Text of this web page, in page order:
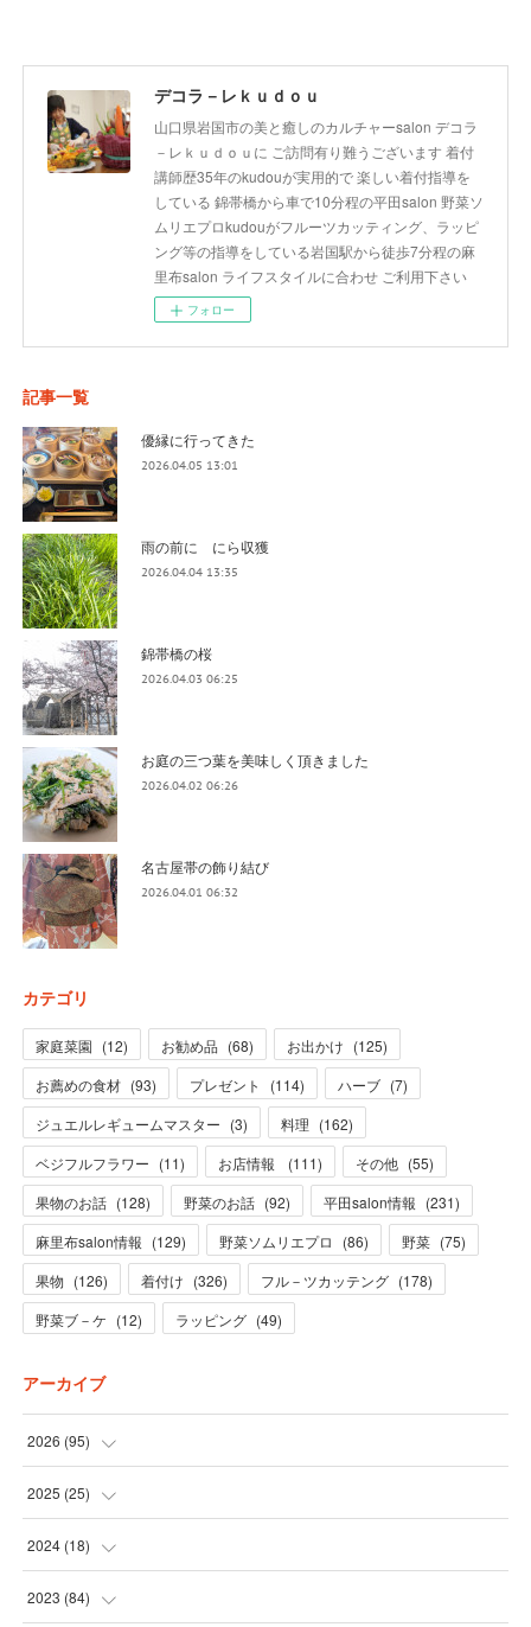
デコラ－レｋｕｄｏｕ
山口県岩国市の美と癒しのカルチャーsalon デコラ
－レｋｕｄｏｕに ご訪問有り難うございます 着付
講師歴35年のkudouが実用的で 楽しい着付指導を
している 錦帯橋から車で10分程の平田salon 野菜ソ
ムリエプロkudouがフルーツカッティング、ラッピ
ング等の指導をしている岩国駅から徒歩7分程の麻
里布salon ライフスタイルに合わせ ご利用下さい
フォロー
記事一覧
優縁に行ってきた
2026.04.05 13:01
雨の前に にら収獲
2026.04.04 13:35
錦帯橋の桜
2026.04.03 06:25
お庭の三つ葉を美味しく頂きました
2026.04.02 06:26
名古屋帯の飾り結び
2026.04.01 06:32
カテゴリ
家庭菜園 (12) お勧め品 (68) お出かけ (125)
お薦めの食材 (93) プレゼント (114) ハーブ (7)
ジュエルレギュームマスター (3) 料理 (162)
ベジフルフラワー (11) お店情報 (111) その他 (55)
果物のお話 (128) 野菜のお話 (92) 平田salon情報 (231)
麻里布salon情報 (129) 野菜ソムリエプロ (86) 野菜 (75)
果物 (126) 着付け (326) フル－ツカッテング (178)
野菜ブ－ケ (12) ラッピング (49)
アーカイブ
2026 (95)
(5
(31 )
(28
2025 (25)
(3
(19 )
2024(18)
(1
2023 (84)